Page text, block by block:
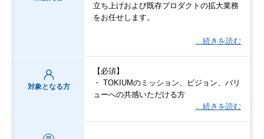
立ち上げおよび既存プロダクトの拡大業務
をお任せします。
…続きを読む
対象となる方
【必須】
・ TOKIUMのミッション、ビジョン、バリ
ューへの共感いただける方
…続きを読む